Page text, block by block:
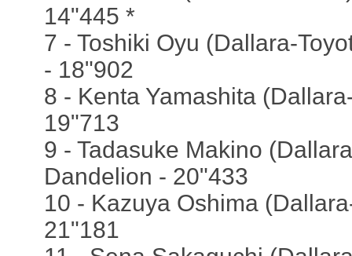
14"445 *
7 - Toshiki Oyu (Dallara-
- 18"902
8 - Kenta Yamashita
19"713
9 - Tadasuke Makino
Dandelion - 20"433
10 - Kazuya Oshima
21"181